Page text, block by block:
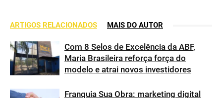
ARTIGOS RELACIONADOS MAIS DO AUTOR
Com 8 Selos de Excelência da ABF,
Maria Brasileira reforça força do
modelo e atrai novos investidores
Franquia Sua Obra: marketing digital